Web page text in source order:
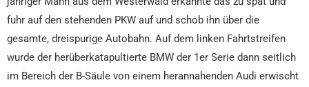
fuhr auf den stehenden PKW auf und schob ihn über die
gesamte, dreispurige Autobahn. Auf dem linken Fahrtstreifen
wurde der herüberkatapultierte BMW der 1er Serie dann seitlich
im Bereich der B-Säule von einem herannahenden Audi erwischt